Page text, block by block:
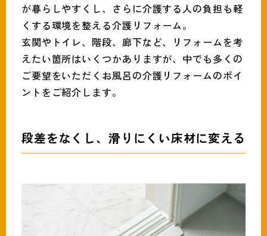
が暮らしやすくし、さらに介護する人の負担も軽
くする環境を整える介護リフォーム。
玄関やトイレ、階段、廊下など、リフォームを考
えたい箇所はいくつかありますが、中でも多くの
ご要望をいただくお風呂の介護リフォームのポイ
ントをご紹介します。
段差をなくし、滑りにくい床材に変える